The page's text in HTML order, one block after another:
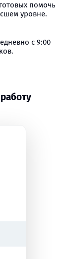
помочь
уровне.
с 9:00